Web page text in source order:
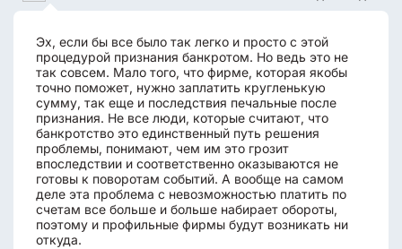
Эх, если бы все было так легко и просто с этой
процедурой признания банкротом. Но ведь это не
так совсем. Мало того, что фирме, которая якобы
точно поможет, нужно заплатить кругленькую
сумму, так еще и последствия печальные после
признания. Не все люди, которые считают, что
банкротство это единственный путь решения
проблемы, понимают, чем им это грозит
впоследствии и соответственно оказываются не
готовы к поворотам событий. А вообще на самом
деле эта проблема с невозможностью платить по
счетам все больше и больше набирает обороты,
поэтому и профильные фирмы будут возникать ни
откуда.